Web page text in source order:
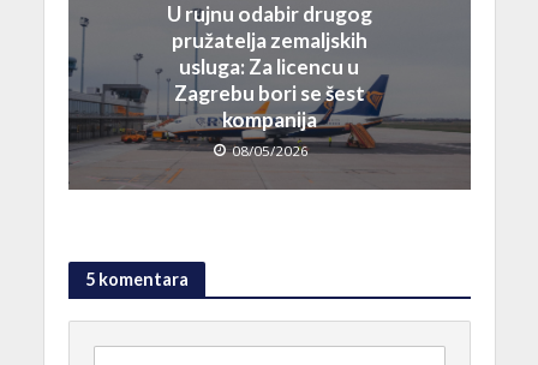
U rujnu odabir drugog
pružatelja zemaljskih
usluga: Za licencu u
Zagrebu bori se šest
kompanija
08/05/2026
5 komentara